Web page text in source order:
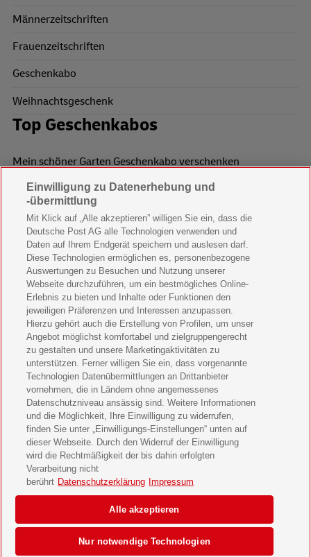
Männerzeitschriften
Frauenzeitschriften
Geschenkabo
Weihnachtsgeschenk
Top Geschenkabos
Mein schöner Garten Geschenkabo verschenken
Wohnen & Garten Geschenkabo verschenken
Mein schönes Land Geschenkabo verschenken
Bild der Frau Geschenkabo verschenken
11 Freunde Geschenkabo verschenken
LEGO Ninjago Magazin Geschenkabo verschenken
Brigitte Geschenkabo verschenken
GEOlino Geschenkabo verschenken
Stern Crime Geschenkabo verschenken
Welt der Wunder Geschenkabo verschenken
GEO Geschenkabo verschenken
Datenschutz & Cookies
Einwilligungs-Einstellungen
Barrierefreiheit
Einwilligung zu Datenerhebung und
-übermittlung
Mit Klick auf „Alle akzeptieren” willigen Sie ein, dass die
Deutsche Post AG alle Technologien verwenden und
Daten auf Ihrem Endgerät speichern und auslesen darf.
Diese Technologien ermöglichen es, personenbezogene
Auswertungen zu Besuchen und Nutzung unserer
Webseite durchzuführen, um ein bestmögliches Online-
Erlebnis zu bieten und Inhalte oder Funktionen den
jeweiligen Präferenzen und Interessen anzupassen.
Hierzu gehört auch die Erstellung von Profilen, um unser
Angebot möglichst komfortabel und zielgruppengerecht
zu gestalten und unsere Marketingaktivitäten zu
unterstützen. Ferner willigen Sie ein, dass vorgenannte
Technologien Datenübermittlungen an Drittanbieter
vornehmen, die in Ländern ohne angemessenes
Datenschutzniveau ansässig sind. Weitere Informationen
und die Möglichkeit, Ihre Einwilligung zu widerrufen,
finden Sie unter „Einwilligungs-Einstellungen“ unten auf
dieser Webseite. Durch den Widerruf der Einwilligung
wird die Rechtmäßigkeit der bis dahin erfolgten
Verarbeitung nicht
berührt Datenschutzerklärung Impressum
Nur notwendige Technologien
Alle akzeptieren